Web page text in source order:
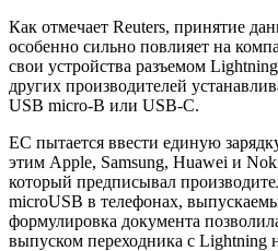
Как отмечает Reuters, принятие
особенно сильно повлияет на
свои устройства разъемом
других производителей
USB micro-B или USB-C.
ЕС пытается ввести единую
этим Apple, Samsung, Huawei и
который предписывал
microUSB в телефонах,
формулировка документа
выпуском переходника с Lightning